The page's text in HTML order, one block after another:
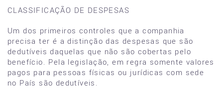
CLASSIFICAÇÃO DE DESPESAS
Um dos primeiros controles que a companhia
precisa ter é a distinção das despesas que são
dedutíveis daquelas que não são cobertas pelo
benefício. Pela legislação, em regra somente valores
pagos para pessoas físicas ou jurídicas com sede
no País são dedutíveis.